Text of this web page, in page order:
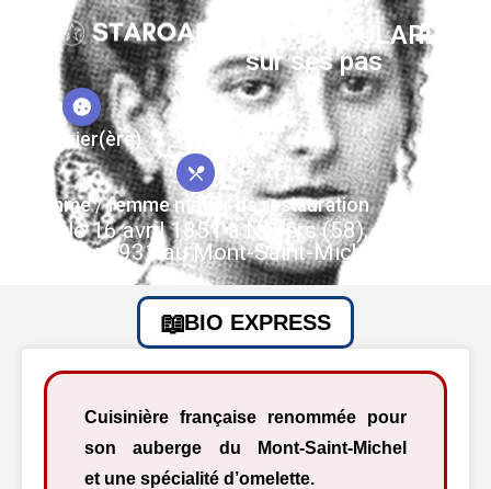
MERE POULARD,
sur ses pas
Cuisinier(ère)
Homme / femme métier de restauration
Née le 16 avril 1851 à Nevers (58), décédée
le 7 mai 1931 au Mont-Saint-Michel (50)
BIO EXPRESS
Cuisinière française renommée pour
son auberge du Mont-Saint-Michel
et une spécialité d’omelette.